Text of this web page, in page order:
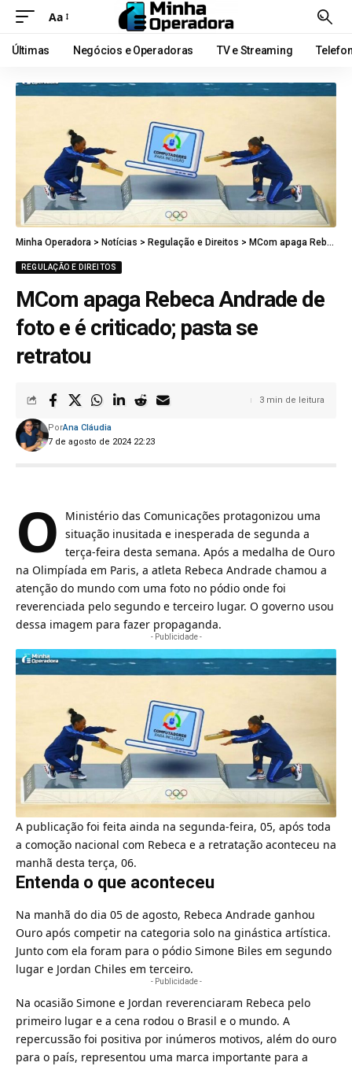
Aa
Últimas Negócios e Operadoras TV e Streaming
Minha Operadora > Notícias > Regulação e Direitos > MCom apaga Rebeca Andrade de foto e é criticado; pasta se retratou
REGULAÇÃO E DIREITOS
MCom apaga Rebeca Andrade de
foto e é criticado; pasta se
retratou
7 de agosto de 2024 22:23
PorAna Cláudia
3 min de leitura
O Ministério das Comunicações protagonizou uma
situação inusitada e inesperada de segunda a
terça-feira desta semana. Após a medalha de Ouro
na Olimpíada em Paris, a atleta Rebeca Andrade chamou a
atenção do mundo com uma foto no pódio onde foi
reverenciada pelo segundo e terceiro lugar. O governo usou
dessa imagem para fazer propaganda.
- Publicidade -
A publicação foi feita ainda na segunda-feira, 05, após toda
a comoção nacional com Rebeca e a retratação aconteceu na
manhã desta terça, 06.
Entenda o que aconteceu
Na manhã do dia 05 de agosto, Rebeca Andrade ganhou
Ouro após competir na categoria solo na ginástica artística.
Junto com ela foram para o pódio Simone Biles em segundo
lugar e Jordan Chiles em terceiro.
- Publicidade -
Na ocasião Simone e Jordan reverenciaram Rebeca pelo
primeiro lugar e a cena rodou o Brasil e o mundo. A
repercussão foi positiva por inúmeros motivos, além do ouro
para o país, representou uma marca importante para a